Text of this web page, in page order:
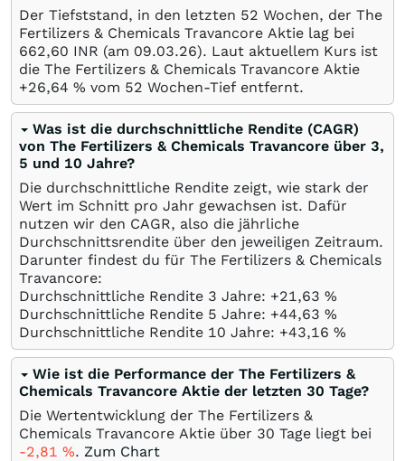
Der Tiefststand, in den letzten 52 Wochen, der The
Fertilizers & Chemicals Travancore Aktie lag bei
662,60 INR (am 09.03.26). Laut aktuellem Kurs ist
die The Fertilizers & Chemicals Travancore Aktie
+26,64 % vom 52 Wochen-Tief entfernt.
Was ist die durchschnittliche Rendite (CAGR)
von The Fertilizers & Chemicals Travancore über 3,
5 und 10 Jahre?
Die durchschnittliche Rendite zeigt, wie stark der
Wert im Schnitt pro Jahr gewachsen ist. Dafür
nutzen wir den CAGR, also die jährliche
Durchschnittsrendite über den jeweiligen Zeitraum.
Darunter findest du für The Fertilizers & Chemicals
Travancore:
Durchschnittliche Rendite 3 Jahre: +21,63 %
Durchschnittliche Rendite 5 Jahre: +44,63 %
Durchschnittliche Rendite 10 Jahre: +43,16 %
Wie ist die Performance der The Fertilizers &
Chemicals Travancore Aktie der letzten 30 Tage?
Die Wertentwicklung der The Fertilizers &
Chemicals Travancore Aktie über 30 Tage liegt bei
-2,81 %. Zum Chart